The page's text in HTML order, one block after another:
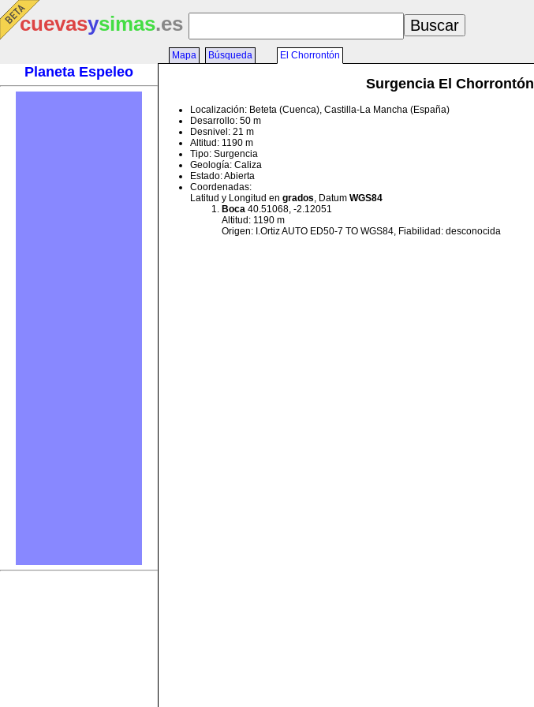
cuevasysimas.es
Planeta Espeleo
Mapa Búsqueda El Chorrontón
Surgencia El Chorrontón
Localización: Beteta (Cuenca), Castilla-La Mancha (España)
Desarrollo: 50 m
Desnivel: 21 m
Altitud: 1190 m
Tipo: Surgencia
Geología: Caliza
Estado: Abierta
Coordenadas:
Latitud y Longitud en grados, Datum WGS84
Boca 40.51068, -2.12051
Altitud: 1190 m
Origen: I.Ortiz AUTO ED50-7 TO WGS84, Fiabilidad: desconocida